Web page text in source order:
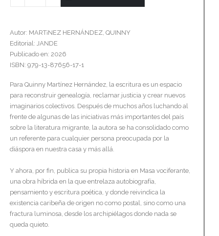
Autor: MART¡NEZ HERNÁNDEZ, QUINNY
Editorial: JANDE
Publicado en: 2026
ISBN: 979-13-87656-17-1
Para Quinny Martínez Hernández, la escritura es un espacio
para reconstruir genealogía, reclamar justicia y crear nuevos
imaginarios colectivos. Después de muchos años luchando al
frente de algunas de las iniciativas más importantes del país
sobre la literatura migrante, la autora se ha consolidado como
un referente para cualquier persona preocupada por la
diáspora en nuestra casa y más allá.
Y ahora, por fin, publica su propia historia en Masa vociferante,
una obra híbrida en la que entrelaza autobiografía,
pensamiento y escritura poética, y donde reivindica la
existencia caribeña de origen no como postal, sino como una
fractura luminosa, desde los archipiélagos donde nada se
queda quieto.